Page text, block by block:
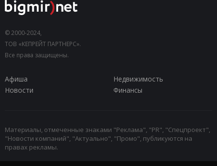
© 2000-2024,
ТОВ «КЕПРЕЙТ ПАРТНЕРС».
Все права защищены.
Афиша
Недвижимость
Новости
Финансы
Материалы, отмеченные знаками "Реклама", "PR", "Спецпроект",
"Новости компаний", "Актуально", "Промо", публикуются на
правах рекламы.